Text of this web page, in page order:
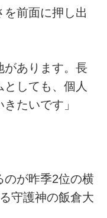
を前面に押し出
があります。長
しても、個人
たいです」
が昨季2位の横
守護神の飯倉大